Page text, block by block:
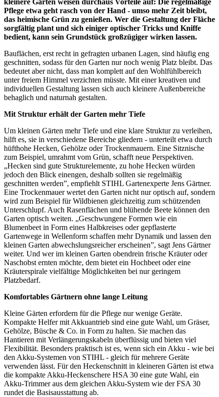
Pflege etwa geht rasch von der Hand - umso mehr Zeit bleibt,
das heimische Grün zu genießen. Wer die Gestaltung der Fläche
sorgfältig plant und sich einiger optischer Tricks und Kniffe
bedient, kann sein Grundstück großzügiger wirken lassen.
Bauflächen, erst recht in gefragten urbanen Lagen, sind häufig eng
geschnitten, sodass für den Garten nur noch wenig Platz bleibt. Das
bedeutet aber nicht, dass man komplett auf den Wohlfühlbereich
unter freiem Himmel verzichten müsste. Mit einer kreativen und
individuellen Gestaltung lassen sich auch kleinere Außenbereiche
behaglich und naturnah gestalten.
Mit Struktur erhält der Garten mehr Tiefe
Um kleinen Gärten mehr Tiefe und eine klare Struktur zu verleihen,
hilft es, sie in verschiedene Bereiche gliedern - unterteilt etwa durch
hüfthohe Hecken, Gehölze oder Trockenmauern. Eine Sitznische
zum Beispiel, umrahmt vom Grün, schafft neue Perspektiven.
„Hecken sind gute Strukturelemente, zu hohe Hecken würden
jedoch den Blick einengen, deshalb sollten sie regelmäßig
geschnitten werden”, empfiehlt STIHL Gartenexperte Jens Gärtner.
Eine Trockenmauer wertet den Garten nicht nur optisch auf, sondern
wird zum Beispiel für Wildbienen gleichzeitig zum schützenden
Unterschlupf. Auch Rasenflächen und blühende Beete können den
Garten optisch weiten. „Geschwungene Formen wie ein
Blumenbeet in Form eines Halbkreises oder gepflasterte
Gartenwege in Wellenform schaffen mehr Dynamik und lassen den
kleinen Garten abwechslungsreicher erscheinen”, sagt Jens Gärtner
weiter. Und wer im kleinen Garten obendrein frische Kräuter oder
Naschobst ernten möchte, dem bietet ein Hochbeet oder eine
Kräuterspirale vielfältige Möglichkeiten bei nur geringem
Platzbedarf.
Komfortables Gärtnern ohne lange Leitung
Kleine Gärten erfordern für die Pflege nur wenige Geräte.
Kompakte Helfer mit Akkuantrieb sind eine gute Wahl, um Gräser,
Gehölze, Büsche & Co. in Form zu halten. Sie machen das
Hantieren mit Verlängerungskabeln überflüssig und bieten viel
Flexibilität. Besonders praktisch ist es, wenn sich ein Akku - wie bei
den Akku-Systemen von STIHL - gleich für mehrere Geräte
verwenden lässt. Für den Heckenschnitt in kleineren Gärten ist etwa
die kompakte Akku-Heckenschere HSA 30 eine gute Wahl, ein
Akku-Trimmer aus dem gleichen Akku-System wie der FSA 30
rundet die Basisausstattung ab.